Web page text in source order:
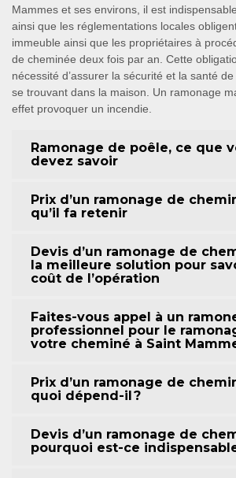
Mammes et ses environs, il est
ainsi que les réglementations locales
immeuble ainsi que les propriétaires à
de cheminée deux fois par an. Cette
nécessité d’assurer la sécurité et la santé
se trouvant dans la maison. Un ramonage
effet provoquer un incendie.
Ramonage de poêle, ce que
devez savoir
Prix d’un ramonage de
qu’il fa retenir
Devis d’un ramonage de
la meilleure solution pour
coût de l’opération
Faites-vous appel à un
professionnel pour le
votre cheminé à Saint
Prix d’un ramonage de
quoi dépend-il ?
Devis d’un ramonage de
pourquoi est-ce